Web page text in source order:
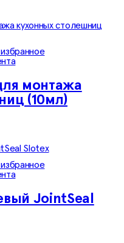
монтажа
(10мл)
JointSeal